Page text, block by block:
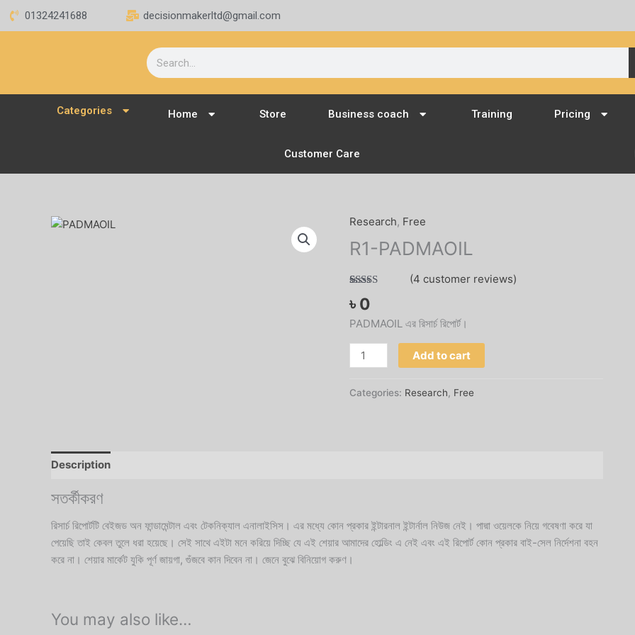
Skip
01324241688 decisionmakerltd@gmail.com
Search
Categories Home Store Business coach Training Pricing
Customer Care
Research, Free
R1-PADMAOIL
out of 5
customer
(4 customer reviews)
৳ 0
PADMAOIL এর রিসার্চ রিপোর্ট।
R1-
PADMAOIL
quantity
Add to cart
Categories: Research Free
Description
সতর্কীকরণ
রিসার্চ রিপোর্টটি বেইজড অন ফান্ডামেন্টাল এবং টেকনিক্যাল এনালাইসিস। এর মধ্যে কোন প্রকার ইন্টারনাল ইন্টার্নাল নিউজ নেই। পাদ্মা ওয়েলকে নিয়ে গবেষণা করে যা
পেয়েছি তাই কেবল তুলে ধরা হয়েছে। সেই সাথে এইটা মনে করিয়ে দিচ্ছি যে এই শেয়ার আমাদের হোল্ডিং এ নেই এবং এই রিপোর্ট কোন প্রকার বাই-সেল নির্দেশনা বহন
করে না। শেয়ার মার্কেট যুকি পূর্ণ জায়গা, গুঁজবে কান দিবেন না। জেনে বুঝে বিনিয়োগ করুণ।
You may also like…